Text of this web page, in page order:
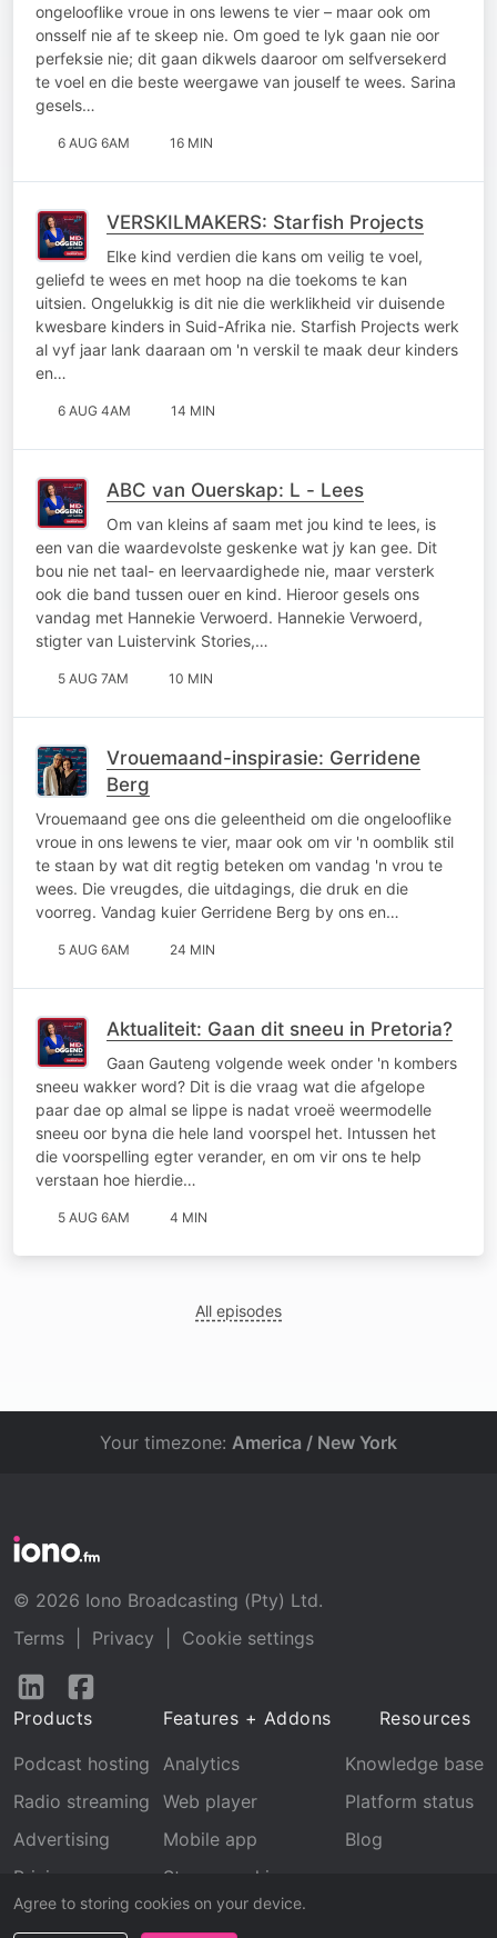
ongelooflike vroue in ons lewens te vier – maar ook om
onsself nie af te skeep nie. Om goed te lyk gaan nie oor
perfeksie nie; dit gaan dikwels daaroor om selfversekerd
te voel en die beste weergawe van jouself te wees. Sarina
gesels…
6 AUG 6AM 16 MIN
VERSKILMAKERS: Starfish Projects
Elke kind verdien die kans om veilig te voel,
geliefd te wees en met hoop na die toekoms te kan
uitsien. Ongelukkig is dit nie die werklikheid vir duisende
kwesbare kinders in Suid-Afrika nie. Starfish Projects werk
al vyf jaar lank daaraan om 'n verskil te maak deur kinders
en…
6 AUG 4AM 14 MIN
ABC van Ouerskap: L - Lees
Om van kleins af saam met jou kind te lees, is
een van die waardevolste geskenke wat jy kan gee. Dit
bou nie net taal- en leervaardighede nie, maar versterk
ook die band tussen ouer en kind. Hieroor gesels ons
vandag met Hannekie Verwoerd. Hannekie Verwoerd,
stigter van Luistervink Stories,…
5 AUG 7AM 10 MIN
Vrouemaand-inspirasie: Gerridene
Berg
Vrouemaand gee ons die geleentheid om die ongelooflike
vroue in ons lewens te vier, maar ook om vir 'n oomblik stil
te staan by wat dit regtig beteken om vandag 'n vrou te
wees. Die vreugdes, die uitdagings, die druk en die
voorreg. Vandag kuier Gerridene Berg by ons en…
5 AUG 6AM 24 MIN
Aktualiteit: Gaan dit sneeu in Pretoria?
Gaan Gauteng volgende week onder 'n kombers
sneeu wakker word? Dit is die vraag wat die afgelope
paar dae op almal se lippe is nadat vroeë weermodelle
sneeu oor byna die hele land voorspel het. Intussen het
die voorspelling egter verander, en om vir ons te help
verstaan hoe hierdie…
5 AUG 6AM 4 MIN
All episodes
Agree to storing cookies on your device.
Your timezone: America / New York
© 2026 Iono Broadcasting (Pty) Ltd.
Terms
Privacy
Cookie settings
Follow
LinkedInFacebook
Products
Podcast hosting
Radio streaming
Advertising
Pricing
Features + Addons
Analytics
Web player
Mobile app
Stream archive
Recognition
Resources
Knowledge base
Platform status
Blog